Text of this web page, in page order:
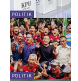
POLITIK
POLITIK